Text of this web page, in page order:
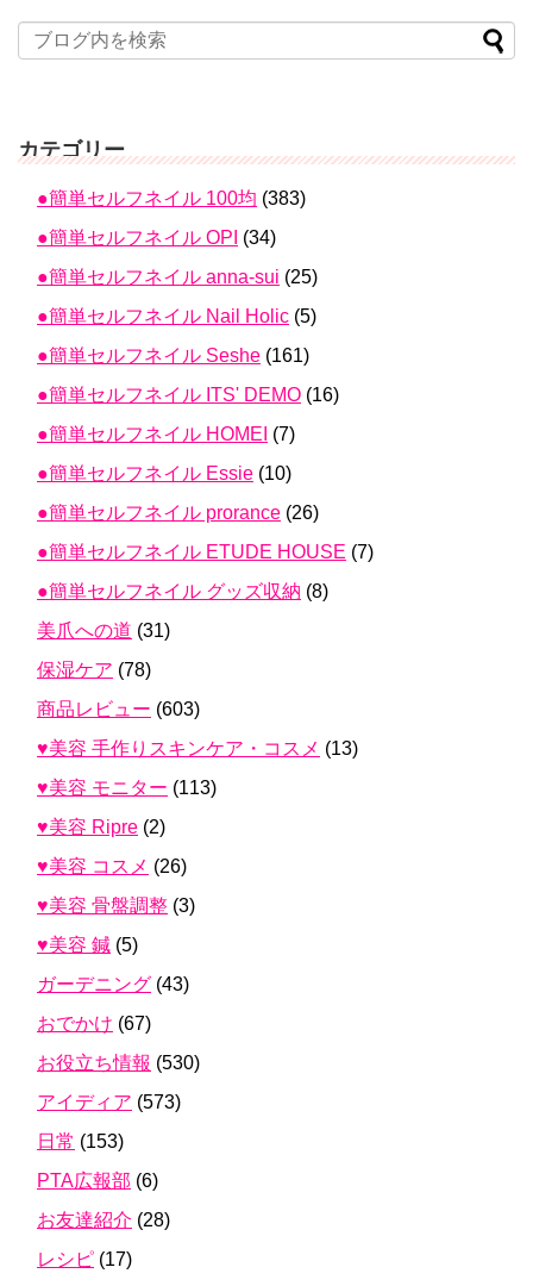
カテゴリー
●簡単セルフネイル 100均 (383)
●簡単セルフネイル OPI (34)
●簡単セルフネイル anna-sui (25)
●簡単セルフネイル Nail Holic (5)
●簡単セルフネイル Seshe (161)
●簡単セルフネイル ITS' DEMO (16)
●簡単セルフネイル HOMEI (7)
●簡単セルフネイル Essie (10)
●簡単セルフネイル prorance (26)
●簡単セルフネイル ETUDE HOUSE (7)
●簡単セルフネイル グッズ収納 (8)
美爪への道 (31)
保湿ケア (78)
商品レビュー (603)
♥美容 手作りスキンケア・コスメ (13)
♥美容 モニター (113)
♥美容 Ripre (2)
♥美容 コスメ (26)
♥美容 骨盤調整 (3)
♥美容 鍼 (5)
ガーデニング (43)
おでかけ (67)
お役立ち情報 (530)
アイディア (573)
日常 (153)
PTA広報部 (6)
お友達紹介 (28)
レシピ (17)